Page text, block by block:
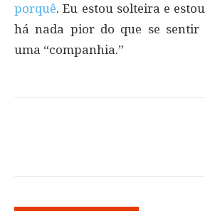
porquê. Eu estou solteira e
há nada pior do que se sentir
uma “companhia.”